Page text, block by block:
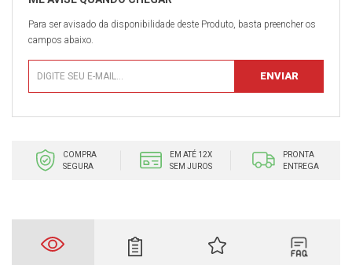
Para ser avisado da disponibilidade deste Produto, basta preencher os
campos abaixo.
COMPRA
SEGURA
EM ATÉ 12X
SEM JUROS
PRONTA
ENTREGA